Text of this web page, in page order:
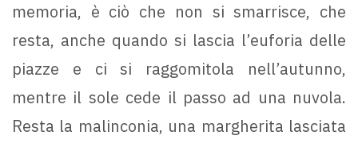
memoria, è ciò che non si smarrisce, che
resta, anche quando si lascia l’euforia delle
piazze e ci si raggomitola nell’autunno,
mentre il sole cede il passo ad una nuvola.
Resta la malinconia, una margherita lasciata